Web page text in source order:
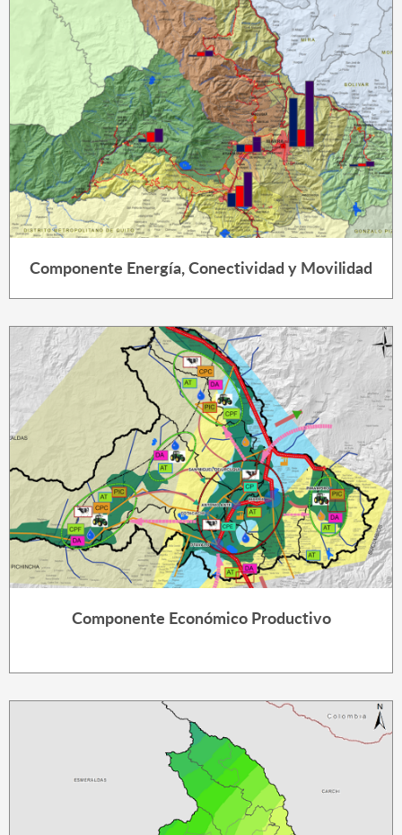
Componente Energía, Conectividad y Movilidad
Componente Económico Productivo